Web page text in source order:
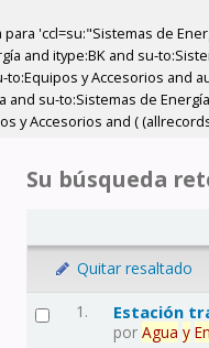
'ccl=su:"Sistemas de
and itype:BK and su-
y Accesorios and
and su-to:Sistemas de
y Accesorios and (
Su búsqueda
Quitar resaltado
1. Estación
porAgua y